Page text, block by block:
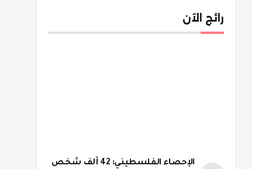
رائج الآن
الإحصاء الفلسطيني: 42 ألف شخص